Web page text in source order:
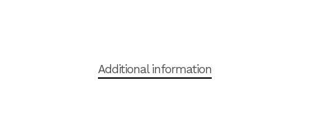
Additional information